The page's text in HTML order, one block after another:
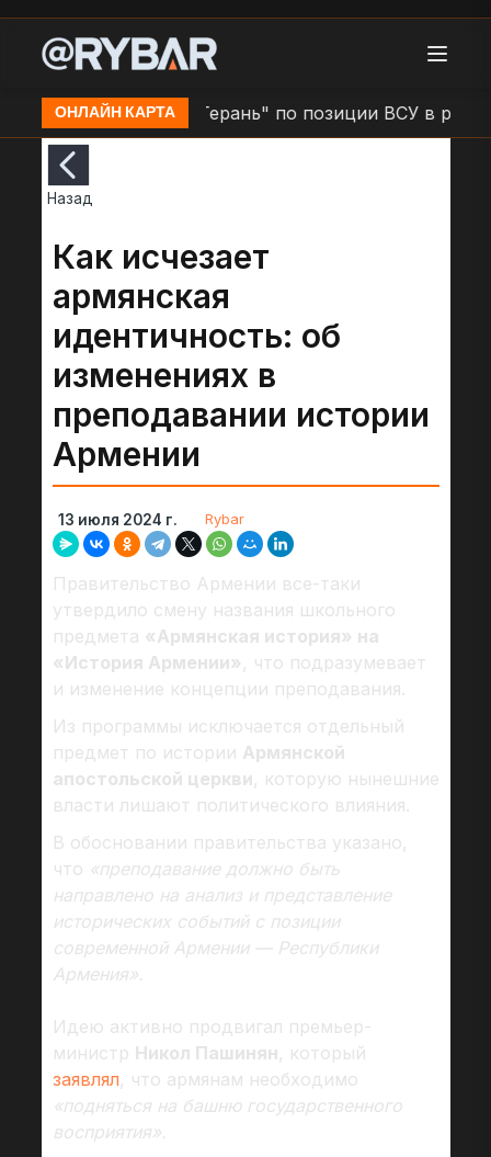
ОНЛАЙН КАРТА
Удар БЛА "Герань" по позиции ВСУ в районе
Назад
Как исчезает
армянская
идентичность: об
изменениях в
преподавании истории
Армении
13 июля 2024 г. Rybar
Правительство Армении все-таки
утвердило смену названия школьного
предмета «Армянская история» на
«История Армении» , что подразумевает
и изменение концепции преподавания.
Из программы исключается отдельный
предмет по истории Армянской
апостольской церкви, которую нынешние
власти лишают политического влияния.
В обосновании правительства указано,
что «преподавание должно быть
направлено на анализ и представление
исторических событий с позиции
современной Армении — Республики
Армения».
Идею активно продвигал премьер-
министр Никол Пашинян, который
заявлял, что армянам необходимо
«подняться на башню государственного
восприятия».